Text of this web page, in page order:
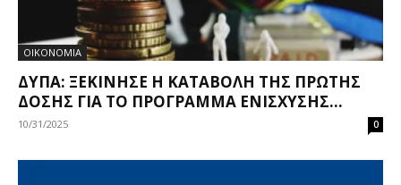
ΟΙΚΟΝΟΜΙΑ
ΔΥΠΑ: ΞΕΚΊΝΗΣΕ Η ΚΑΤΑΒΟΛΉ ΤΗΣ ΠΡΏΤΗΣ
ΔΌΣΗΣ ΓΙΑ ΤΟ ΠΡΌΓΡΑΜΜΑ ΕΝΊΣΧΥΣΗΣ...
10/31/2025 0